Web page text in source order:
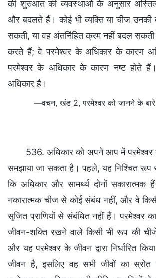
की शुरुआत की व्यवस्थाओं के अनुसार
और बदलते हैं। कोई भी व्यक्ति या चीज उनकी
सकती, या वह अंतर्निहित क्रम नहीं बदल सकती
करते हैं; वे परमेश्वर के अधिकार के कारण
परमेश्वर के अधिकार के कारण नष्ट होते
अधिकार है।
—वचन, खंड 2, परमेश्वर को जानने के बारे
536. अधिकार को अपने आप में परमेश्वर
समझाया जा सकता है। पहले, यह निश्चित
कि अधिकार और सामर्थ्य दोनों सकारात्मक
नकारात्मक चीज से कोई संबंध नहीं, और वे
सृजित प्राणियों से संबंधित नहीं हैं। परमेश्वर
जीवन-शक्ति रखने वाले किसी भी रूप की
और यह परमेश्वर के जीवन द्वारा निर्धारित
जीवन है, इसलिए वह सभी जीवों का